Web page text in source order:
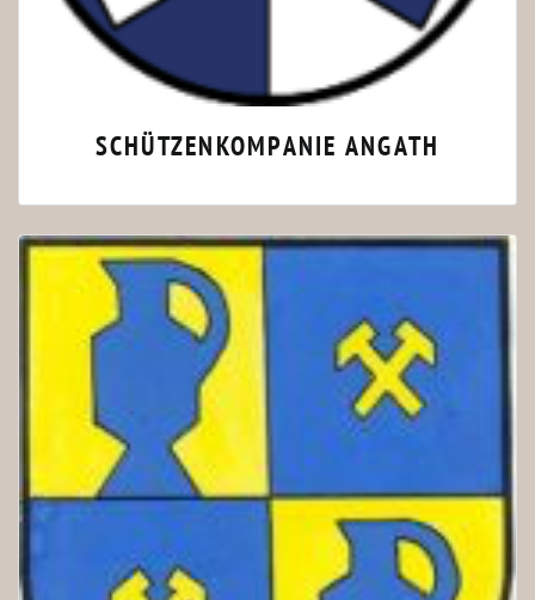
SCHÜTZENKOMPANIE ANGATH